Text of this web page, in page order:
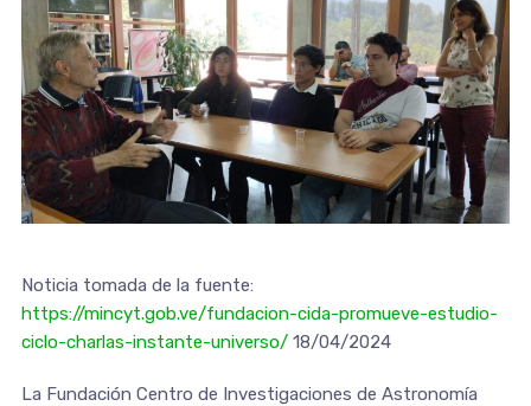
Noticia tomada de la fuente:
https://mincyt.gob.ve/fundacion-cida-promueve-estudio-
ciclo-charlas-instante-universo/18/04/2024
La Fundación Centro de Investigaciones de Astronomía